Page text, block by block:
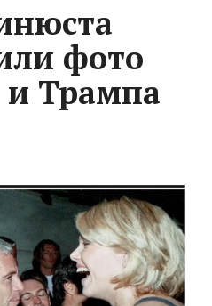
фото
Трампа